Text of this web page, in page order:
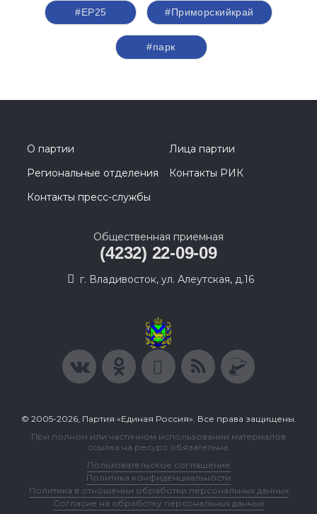
#ЕР25 #Приморскийкрай
#парк
О партии
Лица партии
Региональные отделения
Контакты РИК
Контакты пресс-службы
Общественная приемная
(4232) 22-09-09
г. Владивосток, ул. Алеутская, д.16
© 2005-2026, Партия «Единая Россия». Все права защищены.
При полном или частичном использовании материалов
ссылка на ресурс обязательна.
Пользовательское соглашение
Политика конфиденциальности
Политика в отношении обработки персональных данных
Согласие на обработку персональных данных